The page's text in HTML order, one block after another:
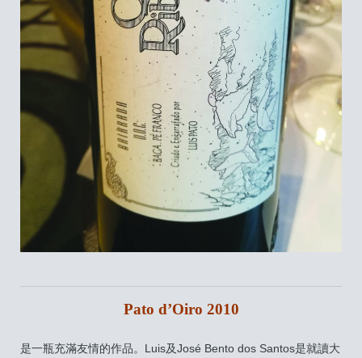
Pato d’Oiro 2010
是一瓶充滿友情的作品。Luis及José Bento dos Santos是就讀大